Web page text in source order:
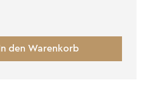
In den Warenkorb